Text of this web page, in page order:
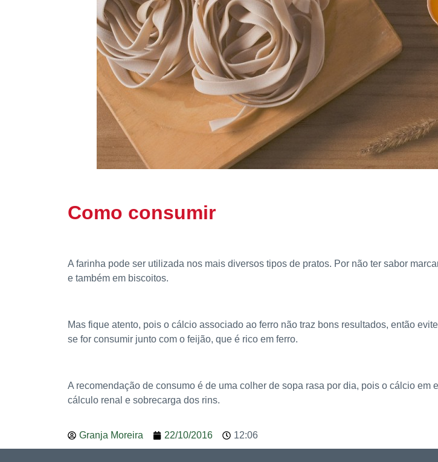
Como consumir
A farinha pode ser utilizada nos mais diversos tipos de pratos. Por não ter sabor
e também em biscoitos.
Mas fique atento, pois o cálcio associado ao ferro não traz bons resultados, então
se for consumir junto com o feijão, que é rico em ferro.
A recomendação de consumo é de uma colher de sopa rasa por dia, pois o cálcio
cálculo renal e sobrecarga dos rins.
Granja Moreira 22/10/2016 12:06